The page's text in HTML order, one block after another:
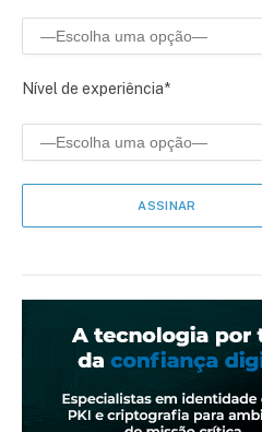
Nível de experiência*